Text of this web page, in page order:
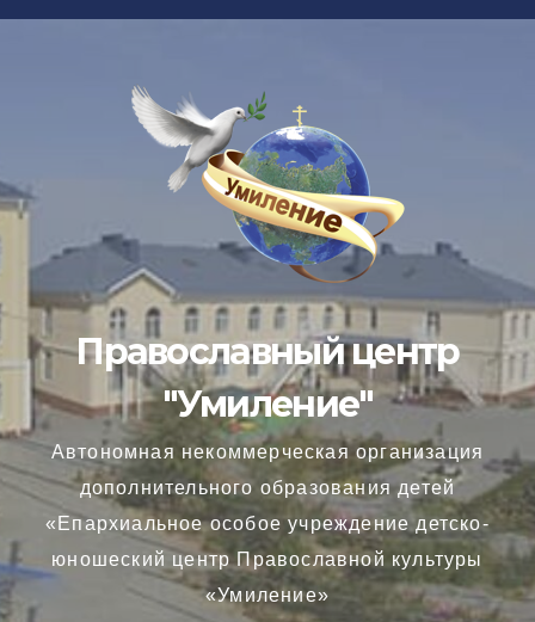
Перейти
Православный центр
"Умиление"
Автономная некоммерческая организация
дополнительного образования детей
«Епархиальное особое учреждение детско-
юношеский центр Православной культуры
«Умиление»